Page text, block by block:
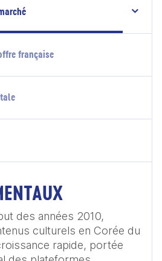
française
culturels en Corée du
rapide, portée